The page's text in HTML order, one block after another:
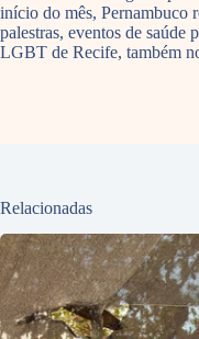
início do mês, Pernambuco
palestras, eventos de saúde
LGBT de Recife, também
Relacionadas